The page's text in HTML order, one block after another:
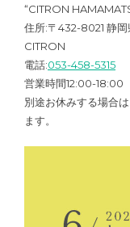
“CITRON
住所:〒432-8021 静岡
CITRON
電話:053-458-5315
営業時間12:00-18:00
別途お休みする場合
ます。